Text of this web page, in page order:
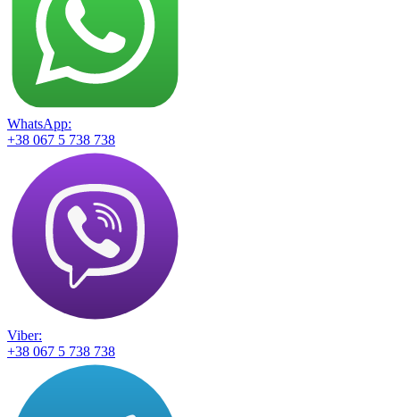
WhatsApp:
+38 067 5 738 738
Viber:
+38 067 5 738 738